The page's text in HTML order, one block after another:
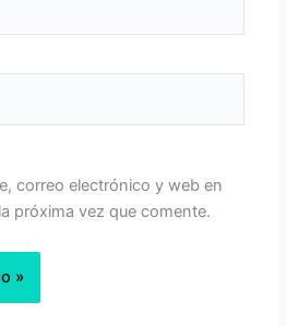
correo electrónico y web en
próxima vez que comente.